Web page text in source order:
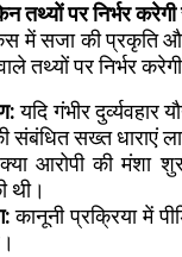
तथ्यों पर निर्भर
में सजा की प्रकृति
तथ्यों पर निर्भर
यदि गंभीर दुर्व्यवहार
संबंधित सख्त धाराएं
क्या आरोपी की मंशा
थी।
कानूनी प्रक्रिया में